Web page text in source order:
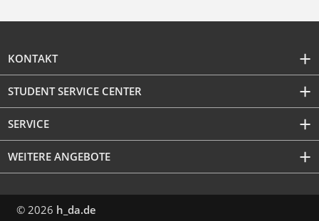
KONTAKT
STUDENT SERVICE CENTER
SERVICE
WEITERE ANGEBOTE
© 2026 h_da.de